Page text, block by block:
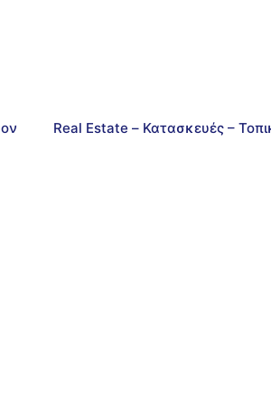
Real Estate – Κατασκευές –